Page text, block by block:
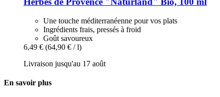
Une touche méditerranéenne pour vos plats
Ingrédients frais, pressés à froid
Goût savoureux
6,49 € (64,90 € / l)
Livraison jusqu'au 17 août
En savoir plus